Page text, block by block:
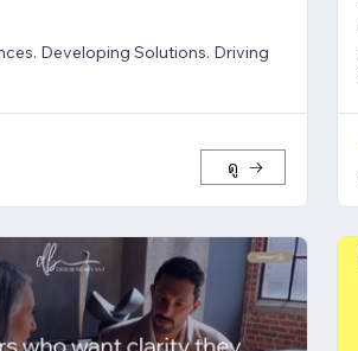
Developing Solutions. Driving
ดู